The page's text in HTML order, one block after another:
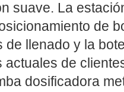
suave. La
de
de llenado y la
actuales de
dosificadora